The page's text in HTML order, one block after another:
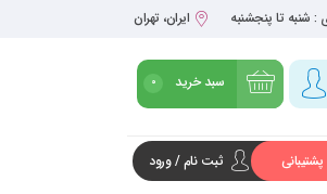
: شنبه تا پنجشنبه ایران، تهران
سبد خرید 0
پشتیبانی ثبت نام / ورود